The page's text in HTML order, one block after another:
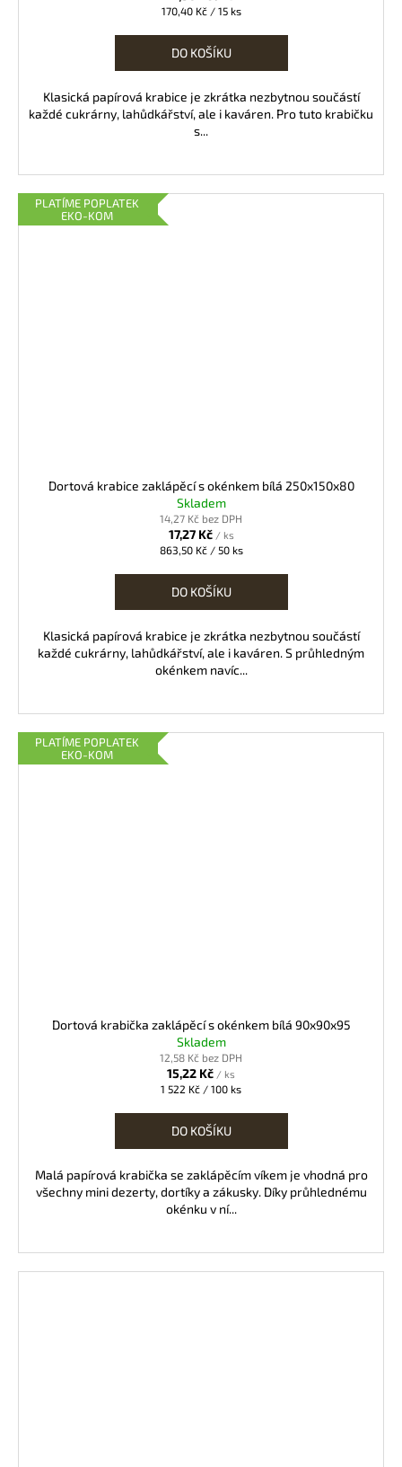
Měrná
170,40 Kč / 15 ks
DO KOŠÍKU
Klasická papírová krabice je zkrátka nezbytnou součástí
každé cukrárny, lahůdkářství, ale i kaváren. Pro tuto krabičku
s...
PLATÍME POPLATEK
EKO-KOM
Dortová krabice zaklápěcí s okénkem bílá 250x150x80
Skladem
14,27 Kč bez DPH
17,27 Kč / ks
Měrná
863,50 Kč / 50 ks
DO KOŠÍKU
Klasická papírová krabice je zkrátka nezbytnou součástí
každé cukrárny, lahůdkářství, ale i kaváren. S průhledným
okénkem navíc...
PLATÍME POPLATEK
EKO-KOM
Dortová krabička zaklápěcí s okénkem bílá 90x90x95
Skladem
12,58 Kč bez DPH
15,22 Kč / ks
Měrná
1 522 Kč / 100 ks
DO KOŠÍKU
Malá papírová krabička se zaklápěcím víkem je vhodná pro
všechny mini dezerty, dortíky a zákusky. Díky průhlednému
okénku v ní...